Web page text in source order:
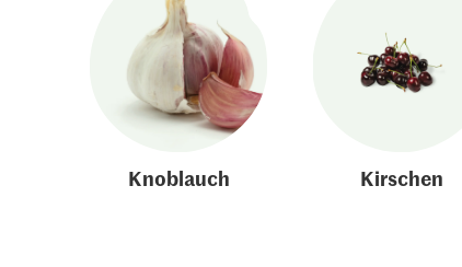
Knoblauch Kirschen